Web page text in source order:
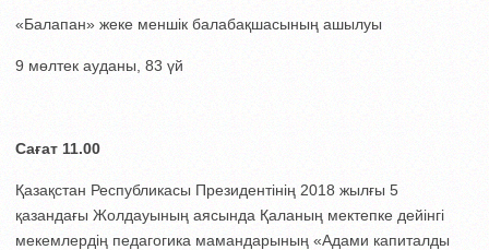
«Балапан» жеке меншік балабақшасының ашылуы
9 мөлтек ауданы, 83 үй
Сағат 11.00
Қазақстан Республикасы Президентінің 2018 жылғы 5
қазандағы Жолдауының аясында Қаланың мектепке дейінгі
мекемлердің педагогика мамандарының «Адами капиталды